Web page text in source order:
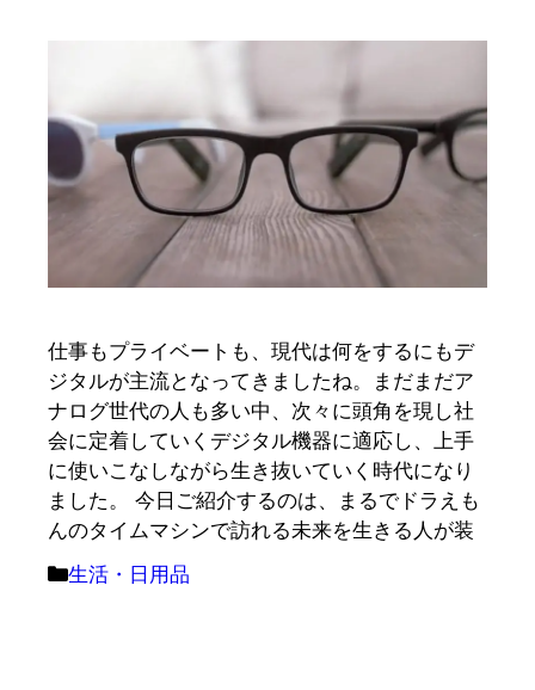
仕事もプライベートも、現代は何をするにもデ
ジタルが主流となってきましたね。まだまだア
ナログ世代の人も多い中、次々に頭角を現し社
会に定着していくデジタル機器に適応し、上手
に使いこなしながら生き抜いていく時代になり
ました。 今日ご紹介するのは、まるでドラえも
んのタイムマシンで訪れる未来を生きる人が装
カ
生活・日用品